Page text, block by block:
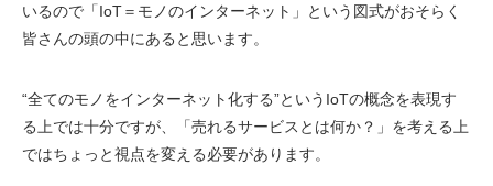
いるので「IoT＝モノのインターネット」という図式がおそらく
皆さんの頭の中にあると思います。
“全てのモノをインターネット化する”というIoTの概念を表現す
る上では十分ですが、「売れるサービスとは何か？」を考える上
ではちょっと視点を変える必要があります。